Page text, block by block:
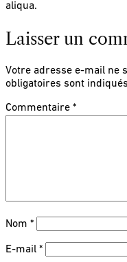
aliqua.
Laisser un
Votre adresse e-mail ne
obligatoires sont
Commentaire *
Nom *
E-mail *